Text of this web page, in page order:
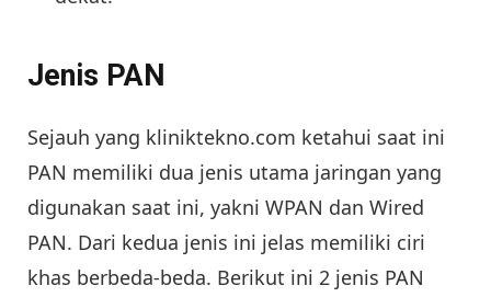
Jenis PAN
Sejauh yang kliniktekno.com ketahui saat ini
PAN memiliki dua jenis utama jaringan yang
digunakan saat ini, yakni WPAN dan Wired
PAN. Dari kedua jenis ini jelas memiliki ciri
khas berbeda-beda. Berikut ini 2 jenis PAN